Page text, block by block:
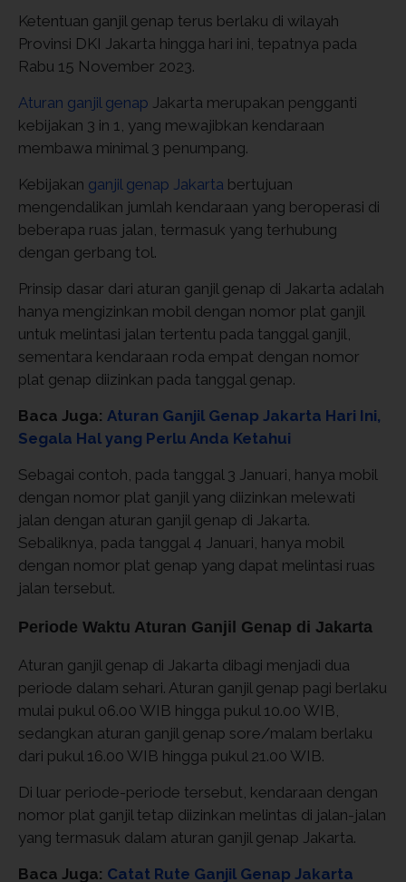
Ketentuan ganjil genap terus berlaku di wilayah
Provinsi DKI Jakarta hingga hari ini, tepatnya pada
Rabu 15 November 2023.
Aturan ganjil genap Jakarta merupakan pengganti
kebijakan 3 in 1, yang mewajibkan kendaraan
membawa minimal 3 penumpang.
Kebijakan ganjil genap Jakarta bertujuan
mengendalikan jumlah kendaraan yang beroperasi di
beberapa ruas jalan, termasuk yang terhubung
dengan gerbang tol.
Prinsip dasar dari aturan ganjil genap di Jakarta adalah
hanya mengizinkan mobil dengan nomor plat ganjil
untuk melintasi jalan tertentu pada tanggal ganjil,
sementara kendaraan roda empat dengan nomor
plat genap diizinkan pada tanggal genap.
Baca Juga: Aturan Ganjil Genap Jakarta Hari Ini,
Segala Hal yang Perlu Anda Ketahui
Sebagai contoh, pada tanggal 3 Januari, hanya mobil
dengan nomor plat ganjil yang diizinkan melewati
jalan dengan aturan ganjil genap di Jakarta.
Sebaliknya, pada tanggal 4 Januari, hanya mobil
dengan nomor plat genap yang dapat melintasi ruas
jalan tersebut.
Periode Waktu Aturan Ganjil Genap di Jakarta
Aturan ganjil genap di Jakarta dibagi menjadi dua
periode dalam sehari. Aturan ganjil genap pagi berlaku
mulai pukul 06.00 WIB hingga pukul 10.00 WIB,
sedangkan aturan ganjil genap sore/malam berlaku
dari pukul 16.00 WIB hingga pukul 21.00 WIB.
Di luar periode-periode tersebut, kendaraan dengan
nomor plat ganjil tetap diizinkan melintas di jalan-jalan
yang termasuk dalam aturan ganjil genap Jakarta.
Baca Juga: Catat Rute Ganjil Genap Jakarta